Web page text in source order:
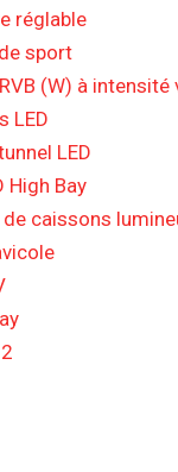
réglable
sport
(W) à
LED
LED
High Bay
caissons